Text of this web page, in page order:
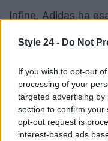
Style 24 - Do Not
If you wish to opt-out
processing of your
targeted advertising
section to confirm your
opt-out request is
interest-based ads
Infine, Adidas ha
per le maglie della
richiesta per i
Havertz e
i tifosi siano
loro squadre.